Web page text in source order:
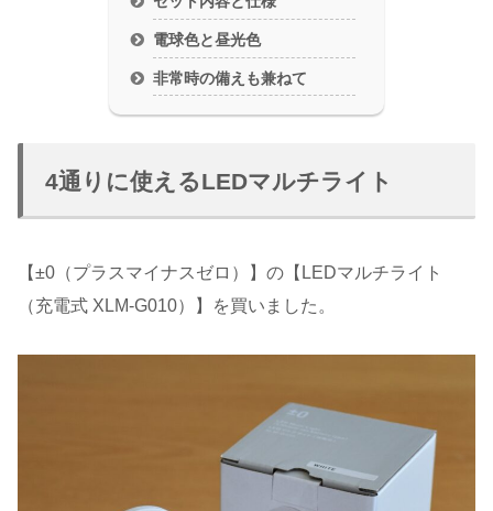
電球色と昼光色
非常時の備えも兼ねて
4通りに使えるLEDマルチライト
【±0（プラスマイナスゼロ）】の【LEDマルチライト
（充電式 XLM-G010）】を買いました。